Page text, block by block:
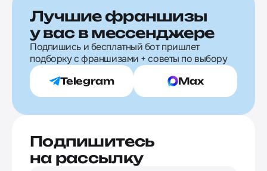
Лучшие франшизы
у вас в мессенджере
Подпишись и бесплатный бот пришлет
подборку с франшизами + советы по выбору
Telegram Max
Подпишитесь
на рассылку